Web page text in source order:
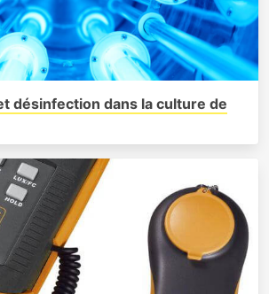
désinfection dans la culture de